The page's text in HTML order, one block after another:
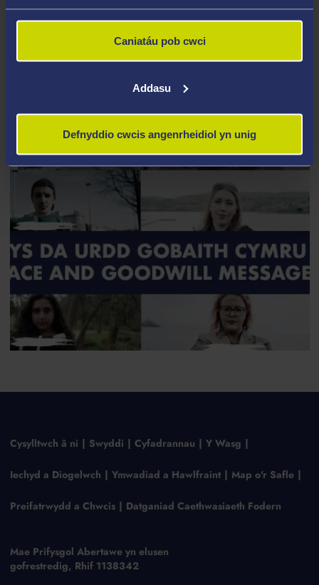
Caniatáu pob cwci
Addasu
Defnyddio cwcis angenrheidiol yn unig
yn gyfartal, a byddaf yn gwrthwynebu unrhyw
Cysylltwch â ni Swyddi Cyfadrannau Y Wasg
Iechyd a Diogelwch Ymwadiad a Hawlfraint Map o'r Safle
Preifatrwydd a Chwcis Datganiad Caethwasiaeth Fodern
Mae Prifysgol Abertawe yn elusen
gofrestredig, Rhif 1138342